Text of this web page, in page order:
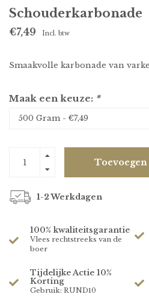
Schouderkarbonade
€7,49 Incl. btw
Smaakvolle karbonade van
Maak een keuze: *
1-2 Werkdagen
100% kwaliteitsgarantie
Vlees rechtstreeks van de
boer
Tijdelijke Actie 10%
Korting
Gebruik: RUND10